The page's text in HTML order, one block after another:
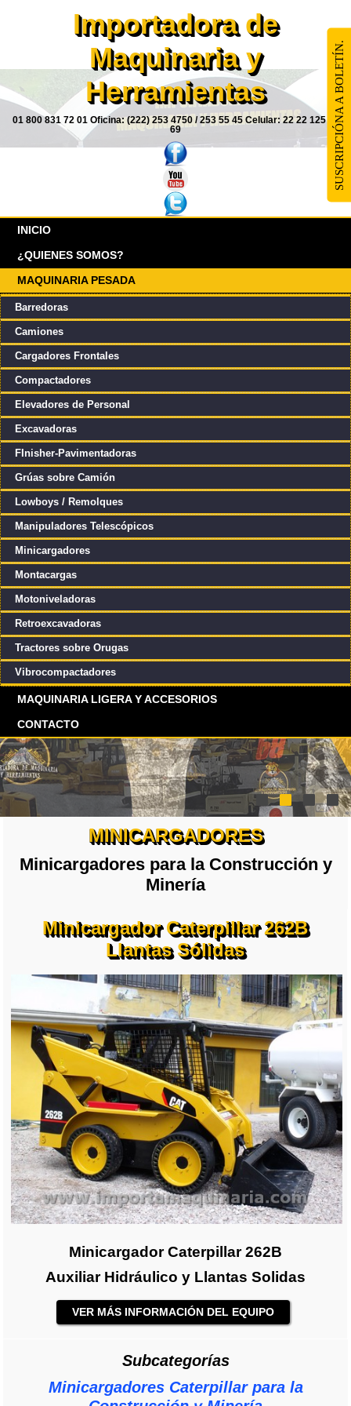
Importadora de
Maquinaria y
Herramientas
01 800 831 72 01 Oficina: (222) 253 4750 / 253 55 45 Celular: 22 22 125 85
69
INICIO
¿QUIENES SOMOS?
MAQUINARIA PESADA
Barredoras
Camiones
Cargadores Frontales
Compactadores
Elevadores de Personal
Excavadoras
FInisher-Pavimentadoras
Grúas sobre Camión
Lowboys / Remolques
Manipuladores Telescópicos
Minicargadores
Montacargas
Motoniveladoras
Retroexcavadoras
Tractores sobre Orugas
Vibrocompactadores
MAQUINARIA LIGERA Y ACCESORIOS
CONTACTO
MINICARGADORES
Minicargadores para la Construcción y
Minería
Minicargador Caterpillar 262B
Llantas Sólidas
Minicargador Caterpillar 262B
Auxiliar Hidráulico y Llantas Solidas
VER MÁS INFORMACIÓN DEL EQUIPO
Subcategorías
Minicargadores Caterpillar para la
SUSCRIPCIÓNA A BOLETÍN.